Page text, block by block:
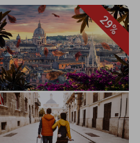
29%